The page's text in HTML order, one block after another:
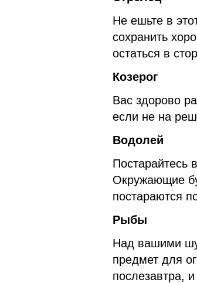
Не ешьте в
сохранить
остаться в
Козерог
Вас здорово
если не на
Водолей
Постарайтесь
Окружающие
постараются
Рыбы
Над вашими
предмет для
послезавтра,